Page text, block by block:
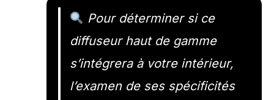
Pour déterminer si ce
diffuseur haut de gamme
s’intégrera à votre intérieur,
l’examen de ses spécificités